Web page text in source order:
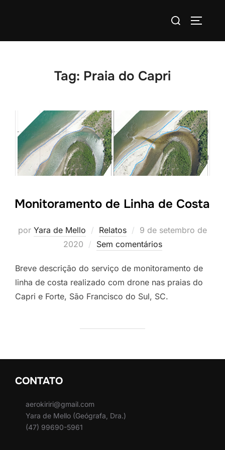
Tag: Praia do Capri
Monitoramento de Linha de Costa​
por Yara de Mello Relatos
9 de setembro de
2020
Sem comentários
Breve descrição do serviço de monitoramento de
linha de costa realizado com drone nas praias do
Capri e Forte, São Francisco do Sul, SC.
CONTATO
aerokiriri@gmail.com
Yara de Mello (Geógrafa, Dra.)
(47) 99690-5961